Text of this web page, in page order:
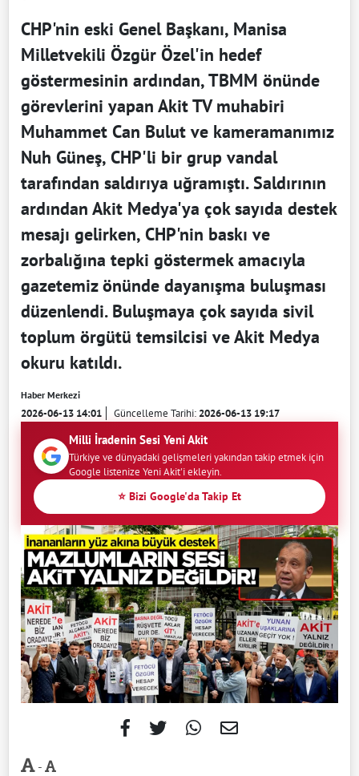
CHP'nin eski Genel Başkanı, Manisa
Milletvekili Özgür Özel'in hedef
göstermesinin ardından, TBMM önünde
görevlerini yapan Akit TV muhabiri
Muhammet Can Bulut ve kameramanımız
Nuh Güneş, CHP'li bir grup vandal
tarafından saldırıya uğramıştı. Saldırının
ardından Akit Medya'ya çok sayıda destek
mesajı gelirken, CHP'nin baskı ve
zorbalığına tepki göstermek amacıyla
gazetemiz önünde dayanışma buluşması
düzenlendi. Buluşmaya çok sayıda sivil
toplum örgütü temsilcisi ve Akit Medya
okuru katıldı.
Haber Merkezi
2026-06-13 14:01 Güncelleme Tarihi:2026-06-13 19:17
Milli İradenin Sesi Yeni Akit
Türkiye ve dünyadaki gelişmeleri yakından takip etmek için
Google listenize Yeni Akit'i ekleyin.
⭐ Bizi Google'da Takip Et
-